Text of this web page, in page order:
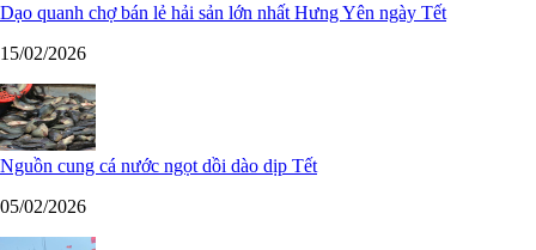
Dạo quanh chợ bán lẻ hải sản lớn nhất Hưng Yên ngày Tết
15/02/2026
Nguồn cung cá nước ngọt dồi dào dịp Tết
05/02/2026